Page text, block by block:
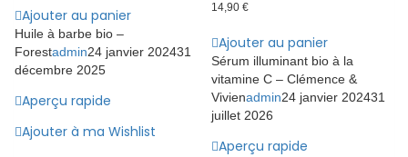
Ajouter au panier
Huile à barbe bio –
Forestadmin24 janvier 202431
décembre 2025
Aperçu rapide
Ajouter à ma Wishlist
14,90€
Ajouter au panier
Sérum illuminant bio à la
vitamine C – Clémence &
Vivienadmin24 janvier 202431
juillet 2026
Aperçu rapide